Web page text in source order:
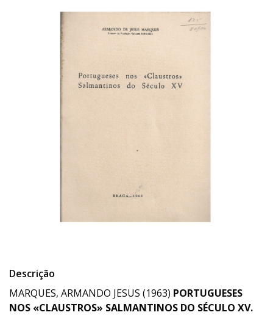
Descrição
MARQUES, ARMANDO JESUS (1963) PORTUGUESES
NOS «CLAUSTROS» SALMANTINOS DO SÉCULO XV.